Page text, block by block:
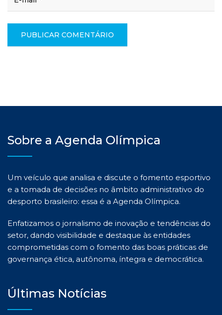
Sobre a Agenda Olímpica
Um veículo que analisa e discute o fomento esportivo
e a tomada de decisões no âmbito administrativo do
desporto brasileiro: essa é a Agenda Olímpica.
Enfatizamos o jornalismo de inovação e tendências do
setor, dando visibilidade e destaque às entidades
comprometidas com o fomento das boas práticas de
governança ética, autônoma, íntegra e democrática.
Últimas Notícias